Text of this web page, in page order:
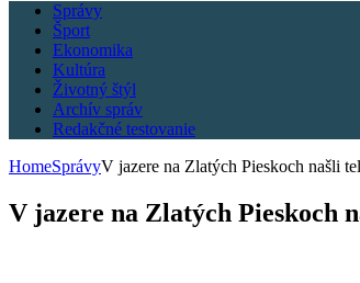
Správy
Šport
Ekonomika
Kultúra
Životný štýl
Archív správ
Redakčné testovanie
HomeSprávyV jazere na Zlatých Pieskoch našli
V jazere na Zlatých Pieskoch